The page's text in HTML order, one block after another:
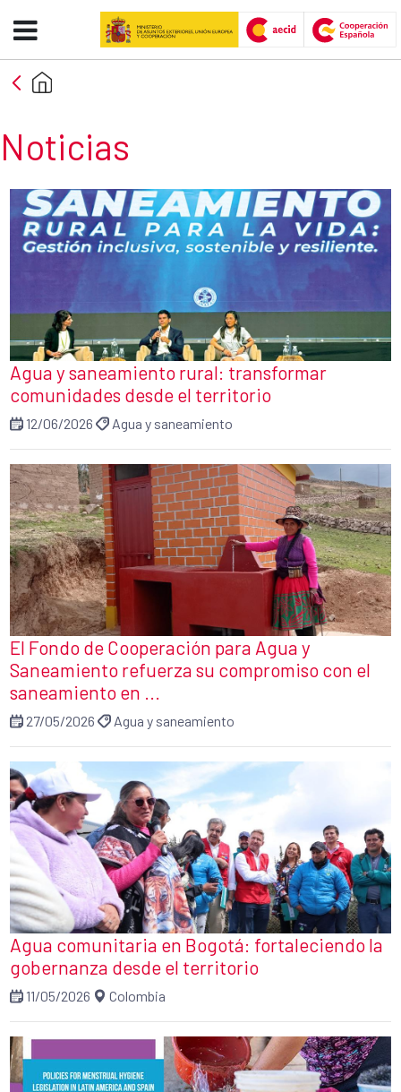
Skip to Main Content
Noticias - AECID -FCAS
Noticias
Agua y saneamiento rural: transformar
comunidades desde el territorio
12/06/2026 Agua y saneamiento
El Fondo de Cooperación para Agua y
Saneamiento refuerza su compromiso con el
saneamiento en ...
27/05/2026 Agua y saneamiento
Agua comunitaria en Bogotá: fortaleciendo la
gobernanza desde el territorio
11/05/2026 Colombia